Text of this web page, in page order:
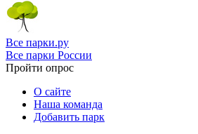
Все парки.ру
Все парки России
Пройти опрос
О сайте
Наша команда
Добавить парк